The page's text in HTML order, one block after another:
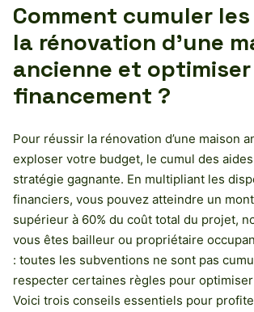
Comment cumuler
la rénovation d’une
ancienne et
financement ?
Pour réussir la rénovation d’une maison
exploser votre budget, le cumul des
stratégie gagnante. En multipliant les
financiers, vous pouvez atteindre un
supérieur à 60% du coût total du projet,
vous êtes bailleur ou propriétaire
: toutes les subventions ne sont pas
respecter certaines règles pour
Voici trois conseils essentiels pour